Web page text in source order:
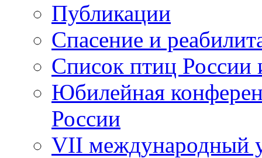
Публикации
Спасение и
Список птиц России
Юбилейная
России
VII международный